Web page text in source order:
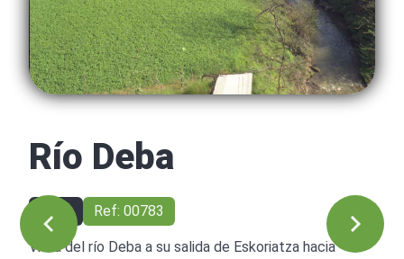
Río Deba
1993 Ref: 00783
Vista del río Deba a su salida de Eskoriatza hacia